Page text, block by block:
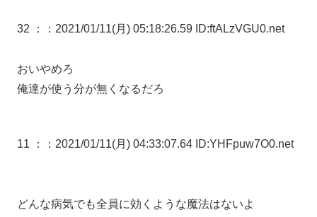
32 ： ：2021/01/11(月) 05:18:26.59 ID:ftALzVGU0.net
おいやめろ
俺達が使う分が無くなるだろ
11 ： ：2021/01/11(月) 04:33:07.64 ID:YHFpuw7O0.net
どんな病気でも全員に効くような魔法はないよ